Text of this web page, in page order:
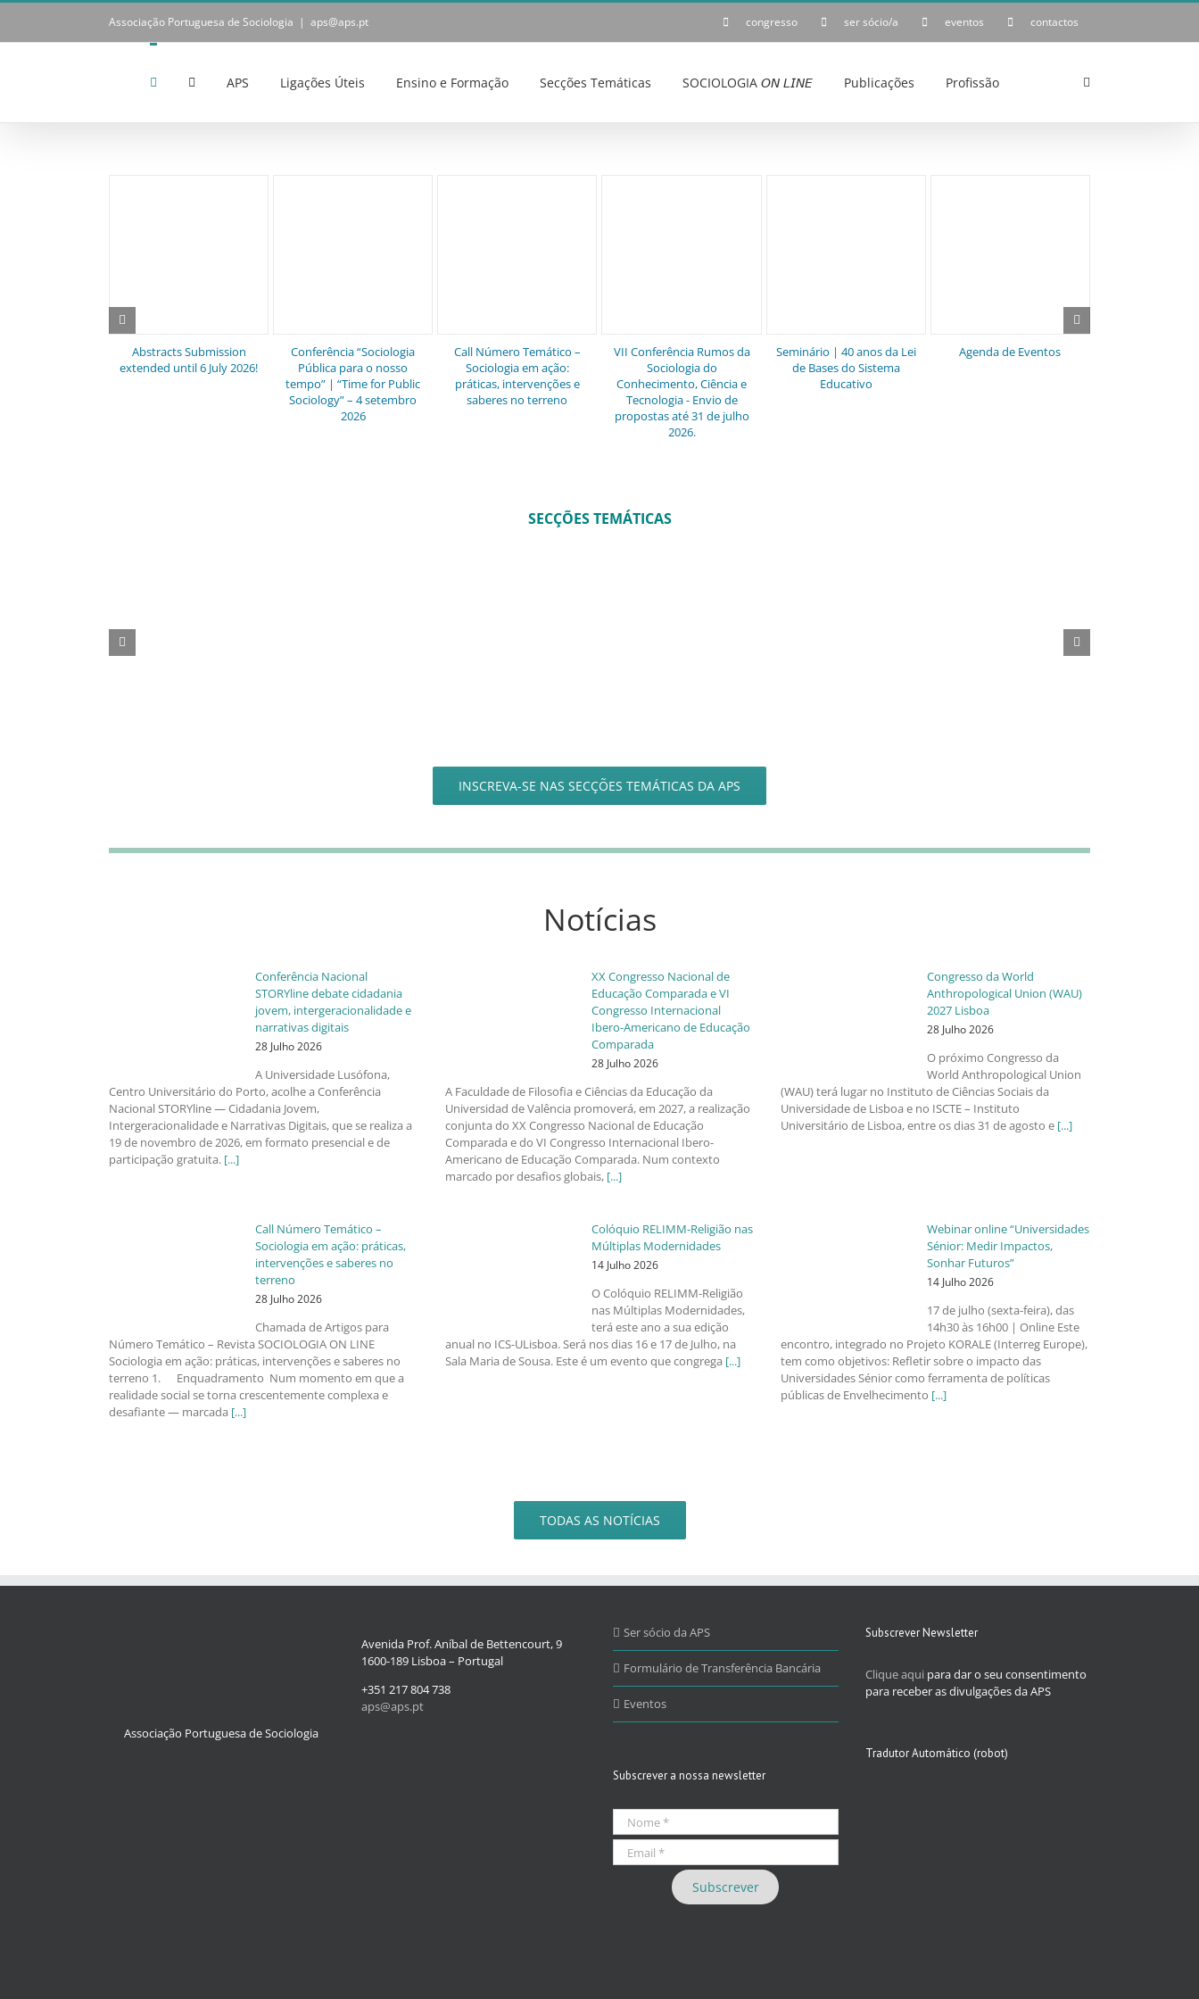
Skip
content
Associação Portuguesa de Sociologia | aps@aps.pt congresso ser sócio/a eventos contactos
APS Ligações Úteis Ensino e Formação Secções Temáticas SOCIOLOGIA 𝘖𝘕 𝘓𝘐𝘕𝘌 Publicações Profissão
Abstracts Submission
extended until 6 July 2026!
Conferência “Sociologia
Pública para o nosso
tempo” | “Time for Public
Sociology” – 4 setembro
2026
Call Número Temático –
Sociologia em ação:
práticas, intervenções e
saberes no terreno
VII Conferência Rumos da
Sociologia do
Conhecimento, Ciência e
Tecnologia - Envio de
propostas até 31 de julho
2026.
Seminário | 40 anos da Lei
de Bases do Sistema
Educativo
Agenda de Eventos
SECÇÕES TEMÁTICAS
INSCREVA-SE NAS SECÇÕES TEMÁTICAS DA APS
Notícias
Conferência Nacional
STORYline debate cidadania
jovem, intergeracionalidade e
narrativas digitais
28 Julho 2026
A Universidade Lusófona,
Centro Universitário do Porto, acolhe a Conferência
Nacional STORYline — Cidadania Jovem,
Intergeracionalidade e Narrativas Digitais, que se realiza a
19 de novembro de 2026, em formato presencial e de
participação gratuita. [...]
XX Congresso Nacional de
Educação Comparada e VI
Congresso Internacional
Ibero-Americano de Educação
Comparada
28 Julho 2026
A Faculdade de Filosofia e Ciências da Educação da
Universidad de Valência promoverá, em 2027, a realização
conjunta do XX Congresso Nacional de Educação
Comparada e do VI Congresso Internacional Ibero-
Americano de Educação Comparada. Num contexto
marcado por desafios globais,[...]
Congresso da World
Anthropological Union (WAU)
2027 Lisboa
28 Julho 2026
O próximo Congresso da
World Anthropological Union
(WAU) terá lugar no Instituto de Ciências Sociais da
Universidade de Lisboa e no ISCTE – Instituto
Universitário de Lisboa, entre os dias 31 de agosto e [...]
Call Número Temático –
Sociologia em ação: práticas,
intervenções e saberes no
terreno
28 Julho 2026
Chamada de Artigos para
Número Temático – Revista SOCIOLOGIA ON LINE
Sociologia em ação: práticas, intervenções e saberes no
terreno 1. Enquadramento Num momento em que a
realidade social se torna crescentemente complexa e
desafiante — marcada [...]
Colóquio RELIMM-Religião nas
Múltiplas Modernidades
14 Julho 2026
O Colóquio RELIMM-Religião
nas Múltiplas Modernidades,
terá este ano a sua edição
anual no ICS-ULisboa. Será nos dias 16 e 17 de Julho, na
Sala Maria de Sousa. Este é um evento que congrega [...]
Webinar online “Universidades
Sénior: Medir Impactos,
Sonhar Futuros”
14 Julho 2026
17 de julho (sexta-feira), das
14h30 às 16h00 | Online Este
encontro, integrado no Projeto KORALE (Interreg Europe),
tem como objetivos: Refletir sobre o impacto das
Universidades Sénior como ferramenta de políticas
públicas de Envelhecimento [...]
TODAS AS NOTÍCIAS
Associação Portuguesa de Sociologia
Avenida Prof. Aníbal de Bettencourt, 9
1600-189 Lisboa – Portugal
+351 217 804 738
aps@aps.pt
Ser sócio da APS
Formulário de Transferência Bancária
Eventos
Subscrever a nossa newsletter
Subscrever Newsletter
Clique aqui para dar o seu consentimento
para receber as divulgações da APS
Tradutor Automático (robot)